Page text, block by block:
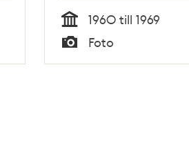
Tid
1960 till 1969
Foto